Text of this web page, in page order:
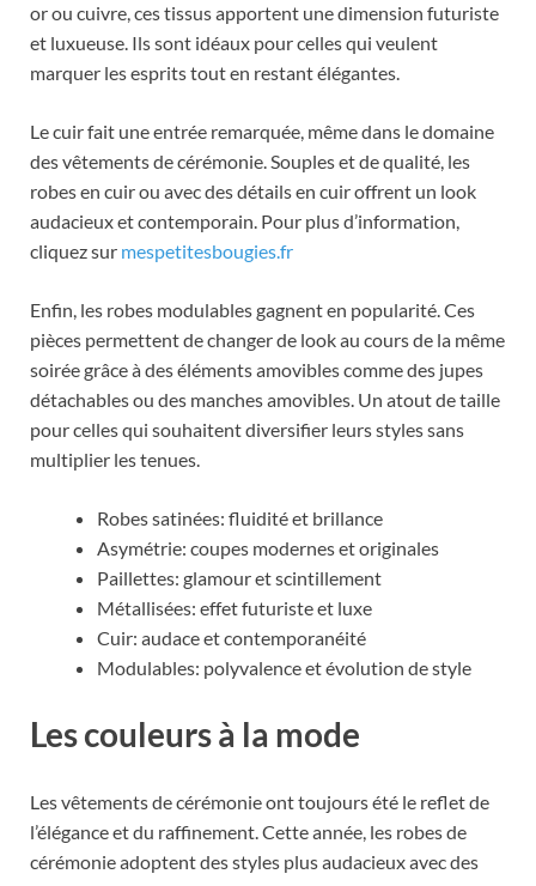
or ou cuivre, ces tissus apportent une dimension futuriste
et luxueuse. Ils sont idéaux pour celles qui veulent
marquer les esprits tout en restant élégantes.
Le cuir fait une entrée remarquée, même dans le domaine
des vêtements de cérémonie. Souples et de qualité, les
robes en cuir ou avec des détails en cuir offrent un look
audacieux et contemporain. Pour plus d’information,
cliquez sur mespetitesbougies.fr
Enfin, les robes modulables gagnent en popularité. Ces
pièces permettent de changer de look au cours de la même
soirée grâce à des éléments amovibles comme des jupes
détachables ou des manches amovibles. Un atout de taille
pour celles qui souhaitent diversifier leurs styles sans
multiplier les tenues.
Robes satinées: fluidité et brillance
Asymétrie: coupes modernes et originales
Paillettes: glamour et scintillement
Métallisées: effet futuriste et luxe
Cuir: audace et contemporanéité
Modulables: polyvalence et évolution de style
Les couleurs à la mode
Les vêtements de cérémonie ont toujours été le reflet de
l’élégance et du raffinement. Cette année, les robes de
cérémonie adoptent des styles plus audacieux avec des